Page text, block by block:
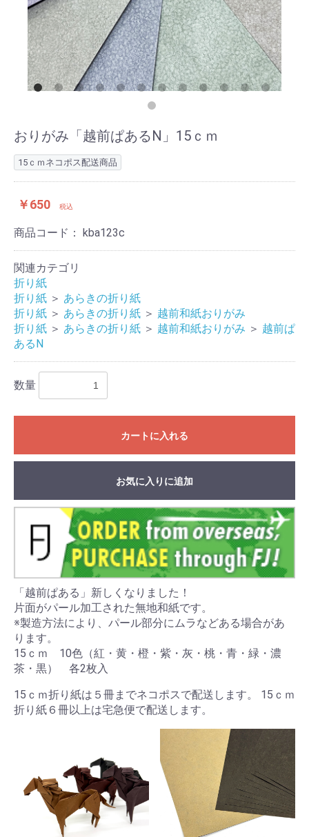
おりがみ「越前ぱあるN」15ｃｍ
15ｃｍネコポス配送商品
￥650 税込
商品コード： kba123c
関連カテゴリ
折り紙
折り紙 ＞ あらきの折り紙
折り紙 ＞ あらきの折り紙 ＞ 越前和紙おりがみ
折り紙 ＞ あらきの折り紙 ＞ 越前和紙おりがみ ＞ 越前ぱ
あるN
数量
カートに入れる
お買い物を続ける カートへ進む
お気に入りに追加
「越前ぱある」新しくなりました！
片面がパール加工された無地和紙です。
※製造方法により、パール部分にムラなどある場合があ
ります。
15ｃｍ 10色（紅・黄・橙・紫・灰・桃・青・緑・濃
茶・黒） 各2枚入
15ｃｍ折り紙は５冊までネコポスで配送します。 15ｃｍ
折り紙６冊以上は宅急便で配送します。